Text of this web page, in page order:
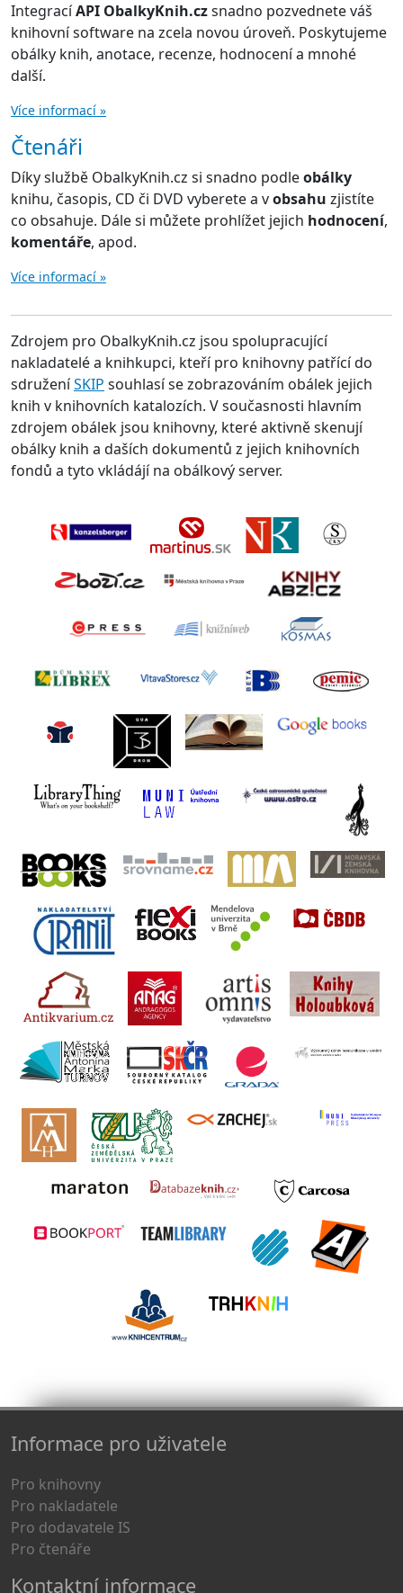
IntegracíAPI ObalkyKnih.czsnadno pozvednete váš
knihovní software na zcela novou úroveň. Poskytujeme
obálky knih, anotace, recenze, hodnocení a mnohé
další.
Více informací »
Čtenáři
Díky službě ObalkyKnih.cz si snadno podleobálky
knihu, časopis, CD či DVD vyberete a vobsahu zjistíte
co obsahuje. Dále si můžete prohlížet jejich hodnocení,
komentáře, apod.
Více informací »
Zdrojem pro ObalkyKnih.cz jsou spolupracující
nakladatelé a knihkupci, kteří pro knihovny patřící do
sdruženíSKIP souhlasí se zobrazováním obálek jejich
knih v knihovních katalozích. V současnosti hlavním
zdrojem obálek jsou knihovny, které aktivně skenují
obálky knih a daších dokumentů z jejich knihovních
fondů a tyto vkládájí na obálkový server.
Informace pro uživatele
Pro knihovny
Pro nakladatele
Pro dodavatele IS
Pro čtenáře
Kontaktní informace